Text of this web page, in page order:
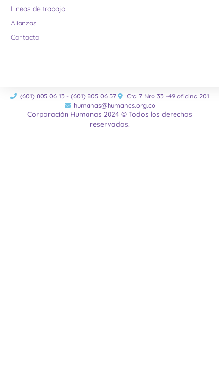
Lineas de trabajo
Alianzas
Contacto
(601) 805 06 13 - (601) 805 06 57
Cra 7 Nro 33 -49 oficina 201
humanas@humanas.org.co
Corporación Humanas 2024 © Todos los derechos
reservados.